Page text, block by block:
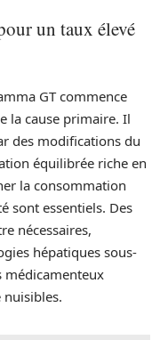
un taux élevé
GT commence
la cause primaire. Il
des modifications du
équilibrée riche en
la consommation
sont essentiels. Des
nécessaires,
hépatiques sous-
médicamenteux
nuisibles.